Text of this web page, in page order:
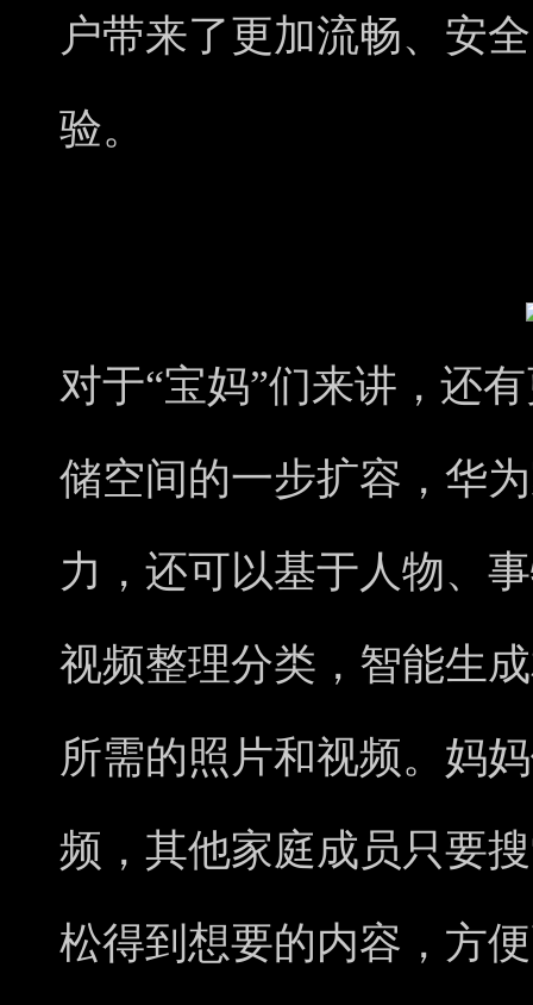
户带来了更加流畅、安
验。
对于“宝妈”们来讲，还
储空间的一步扩容，华
力，还可以基于人物、
视频整理分类，智能生
所需的照片和视频。妈
频，其他家庭成员只要
松得到想要的内容，方